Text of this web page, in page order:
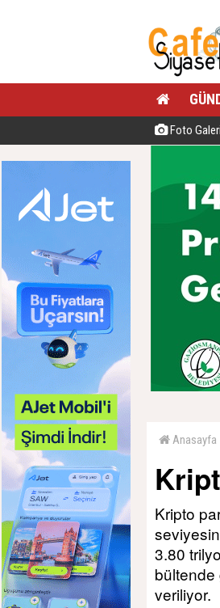
Foto Galeri
Anasayfa
Kripto
3.80
bültende
veriliyor.